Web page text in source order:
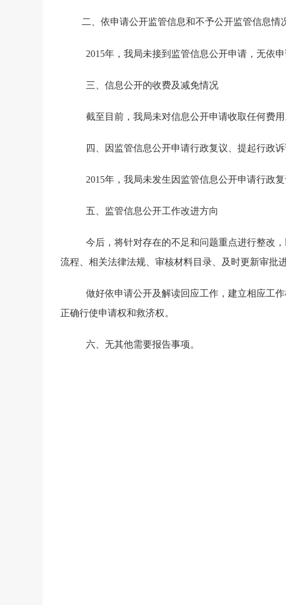
二、依申请公开监管信息和不予公开监管信息情
2015年，我局未接到监管信息公开申请，无
三、信息公开的收费及减免情况
截至目前，我局未对信息公开申请收取任何费用
四、因监管信息公开申请行政复议、提起行政
2015年，我局未发生因监管信息公开申请行
五、监管信息公开工作改进方向
今后，将针对存在的不足和问题重点进行整改
流程、相关法律法规、审核材料目录、及时更新审批
做好依申请公开及解读回应工作，建立相应工
正确行使申请权和救济权。
六、无其他需要报告事项。